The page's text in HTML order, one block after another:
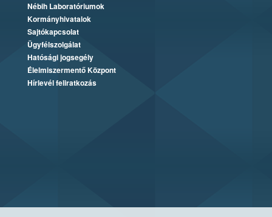
Nébih Laboratóriumok
Kormányhivatalok
Sajtókapcsolat
Ügyfélszolgálat
Hatósági jogsegély
Élelmiszermentő Központ
Hírlevél feliratkozás